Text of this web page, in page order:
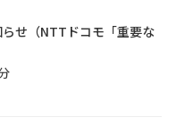
らせ（NTTドコモ「重要な